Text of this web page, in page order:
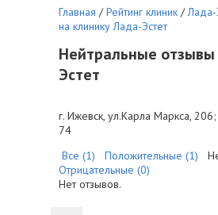
Главная / Рейтинг клиник / Лада-
на клинику Лада-Эстет
Нейтральные
Эстет
г. Ижевск, ул.Карла Маркса,
74
Все (1)
Положительные (1)
Отрицательные (0)
Нет отзывов.